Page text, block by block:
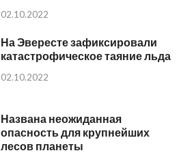
02.10.2022
На Эвересте зафиксировали
катастрофическое таяние льда
02.10.2022
Названа неожиданная
опасность для крупнейших
лесов планеты